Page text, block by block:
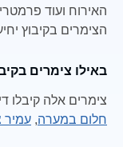
האירוח ועוד
הצימרים בקיבוץ
באילו צימרים
צימרים אלה קיבלו
חלום במערה, עמיר